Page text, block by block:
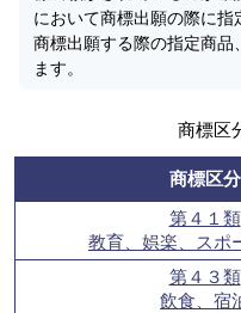
において商標出願の際に
商標出願する際の指定商品
ます。
商標区
商標区分
第４１類
教育、娯楽、スポ
第４３類
飲食、宿